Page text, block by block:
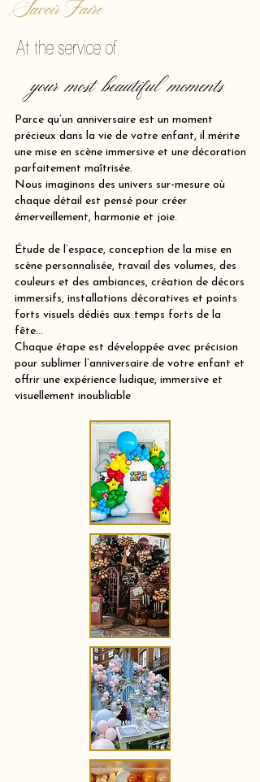
Savoir Faire
At the service of
your most beautiful moments
Parce qu’un anniversaire est un moment
précieux dans la vie de votre enfant, il mérite
une mise en scène immersive et une décoration
parfaitement maîtrisée.
Nous imaginons des univers sur-mesure où
chaque détail est pensé pour créer
émerveillement, harmonie et joie.
Étude de l’espace, conception de la mise en
scène personnalisée, travail des volumes, des
couleurs et des ambiances, création de décors
immersifs, installations décoratives et points
forts visuels dédiés aux temps forts de la
fête…
Chaque étape est développée avec précision
pour sublimer l’anniversaire de votre enfant et
offrir une expérience ludique, immersive et
visuellement inoubliable